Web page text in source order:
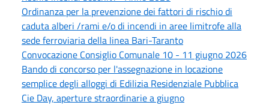
Ordinanza per la prevenzione dei fattori di rischio di
caduta alberi /rami e/o di incendi in aree limitrofe alla
sede ferroviaria della linea Bari-Taranto
Convocazione Consiglio Comunale 10 - 11 giugno 2026
Bando di concorso per l'assegnazione in locazione
semplice degli alloggi di Edilizia Residenziale Pubblica
Cie Day, aperture straordinarie a giugno